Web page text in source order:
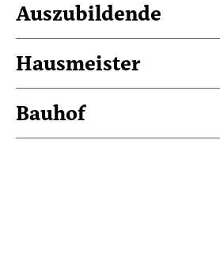
Auszubildende
Hausmeister
Bauhof